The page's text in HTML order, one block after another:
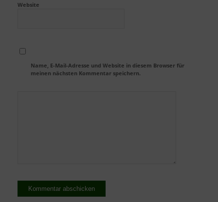
Website
Name, E-Mail-Adresse und Website in diesem Browser für
meinen nächsten Kommentar speichern.